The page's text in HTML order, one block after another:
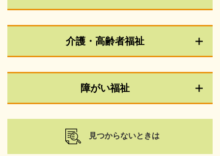
介護・高齢者福祉
障がい福祉
見つからないときは